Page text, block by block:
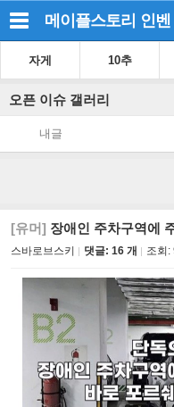
메이플스토리 인벤
자게 10추
오픈 이슈 갤러리
내글
[유머] 장애인 주차구역에
스바로브스키 댓글: 16 개 조회: